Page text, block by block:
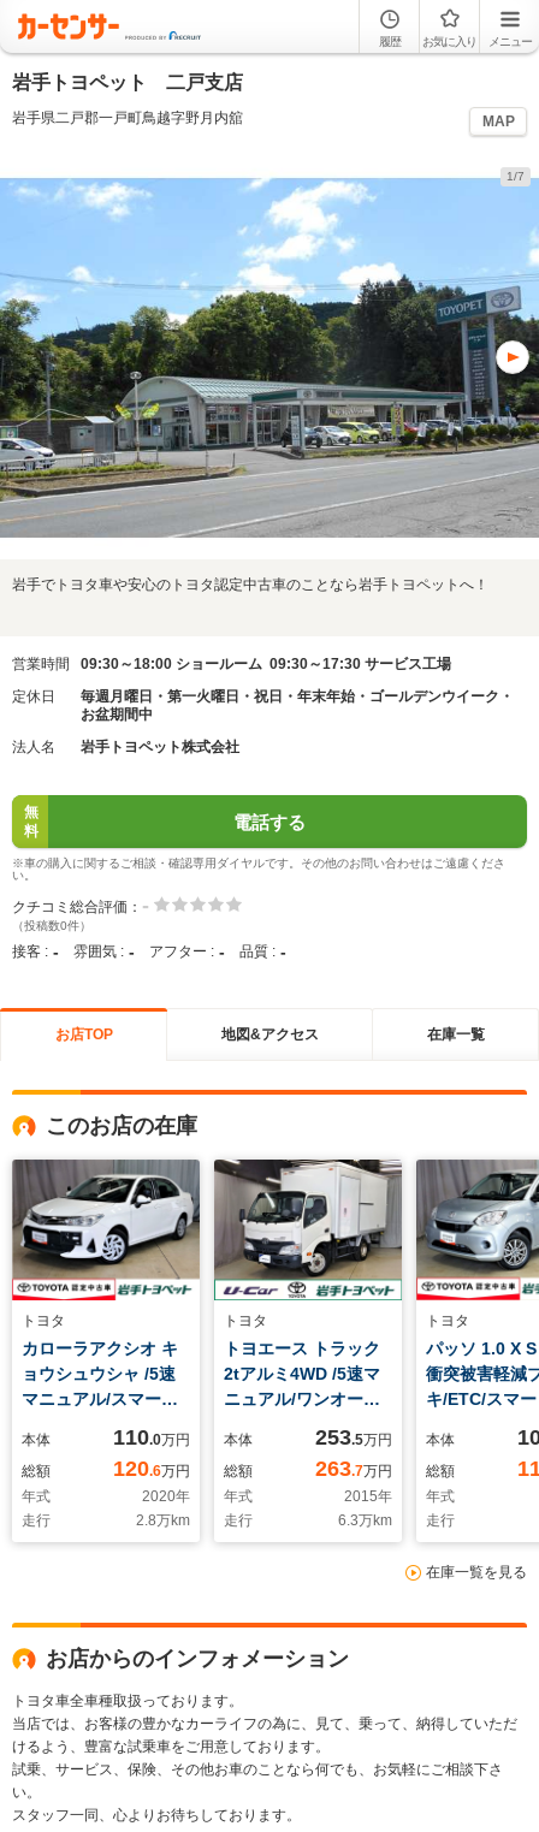
履歴 お気に入り メニュー
岩手トヨペット 二戸支店
岩手県二戸郡一戸町鳥越字野月内舘 MAP
1/7
岩手でトヨタ車や安心のトヨタ認定中古車のことなら岩手トヨペットへ！
営業時間
09:30～18:00 ショールーム 09:30～17:30 サービス工場
定休日
毎週月曜日・第一火曜日・祝日・年末年始・ゴールデンウイーク・
お盆期間中
法人名
岩手トヨペット株式会社
無
料
電話する
※車の購入に関するご相談・確認専用ダイヤルです。その他のお問い合わせはご遠慮くださ
い。
クチコミ総合評価： -
（投稿数0件）
接客 : - 雰囲気 : - アフター : - 品質 : -
お店TOP 地図&アクセス 在庫一覧
このお店の在庫
トヨタ
カローラアクシオ キ
ョウシュウシャ /5速
マニュアル/スマート
本体 110.0万円
総額
120.6万円
年式
2020年
走行
2.8万km
トヨタ
トヨエース トラック
2tアルミ4WD /5速マ
ニュアル/ワンオーナ
本体 253.5万円
総額
263.7万円
年式
2015年
走行
6.3万km
トヨタ
パッソ 1.0 X
衝突被害軽減
キ/ETC/スマ
ワンセグTV
本体
総額
年式
走行
在庫一覧を見る
お店からのインフォメーション
トヨタ車全車種取扱っております。
当店では、お客様の豊かなカーライフの為に、見て、乗って、納得していただ
けるよう、豊富な試乗車をご用意しております。
試乗、サービス、保険、その他お車のことなら何でも、お気軽にご相談下さ
い。
スタッフ一同、心よりお待ちしております。